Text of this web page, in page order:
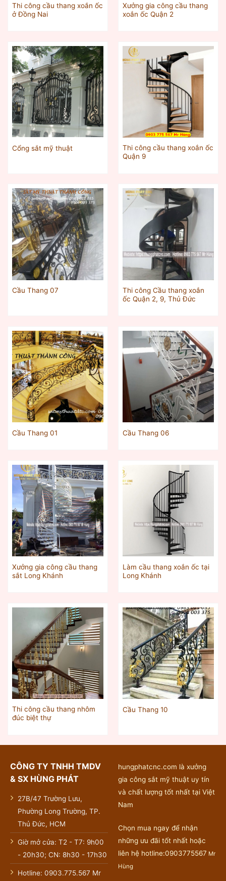
Thi công cầu thang xoắn ốc
ở Đồng Nai
Xưởng gia công cầu thang
xoắn ốc Quận 2
Cổng sắt mỹ thuật
Thi công cầu thang xoắn ốc
Quận 9
Cầu Thang 07
Thi công Cầu thang xoắn
ốc Quận 2, 9, Thủ Đức
Cầu Thang 01 Cầu Thang 06
Xưởng gia công cầu thang
sắt Long Khánh
Làm cầu thang xoắn ốc tại
Long Khánh
Thi công cầu thang nhôm
đúc biệt thự
Cầu Thang 10
CÔNG TY TNHH TMDV
& SX HÙNG PHÁT
27B/47 Trường Lưu,
Phường Long Trường, TP.
Thủ Đức, HCM
Giờ mở cửa: T2 - T7: 9h00
- 20h30; CN: 8h30 - 17h30
Hotline: 0903.775.567 Mr
hungphatcnc.com là xưởng
gia công sắt mỹ thuật uy tín
và chất lượng tốt nhất tại Việt
Nam
Chọn mua ngay để nhận
những ưu đãi tốt nhất hoặc
liên hệ hotline:0903775567 Mr
Hùng